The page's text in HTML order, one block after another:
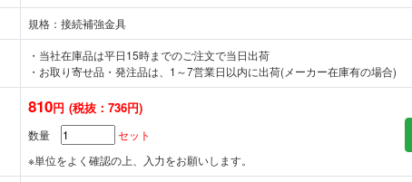
規格：接続補強金具
・当社在庫品は平日15時までのご注文で当日出荷
・お取り寄せ品・発注品は、1～7営業日以内に出荷(メーカー在庫有の場合)
810円 (税抜：736円)
数量
セット
※単位をよく確認の上、入力をお願いします。